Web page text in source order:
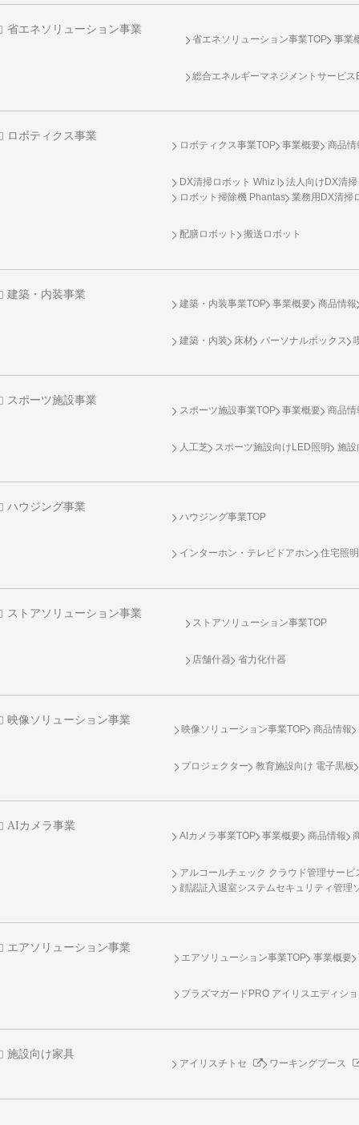
省エネソリューション事業
省エネソリューション事業TOP 事業
総合エネルギーマネジメントサービ
ロボティクス事業
ロボティクス事業TOP 事業概要 商品情
DX清掃ロボット Whiz i
法人向けDX清
ロボット掃除機 Phantas
業務用DX清掃
配膳ロボット 搬送ロボット
建築・内装事業
建築・内装事業TOP 事業概要 商品情報
建築・内装 床材 パーソナルボックス
スポーツ施設事業
スポーツ施設事業TOP 事業概要 商品情
人工芝 スポーツ施設向けLED照明 施設
ハウジング事業
ハウジング事業TOP
インターホン・テレビドアホン 住宅照明
ストアソリューション事業
ストアソリューション事業TOP
店舗什器 省力化什器
映像ソリューション事業
映像ソリューション事業TOP 商品情報
プロジェクター 教育施設向け 電子黒板
AIカメラ事業
AIカメラ事業TOP 事業概要 商品情報
アルコールチェック クラウド管理サービ
顔認証入退室システムセキュリティ管理
エアソリューション事業
エアソリューション事業TOP 事業概要
プラズマガードPRO アイリスエディシ
施設向け家具
アイリスチトセ ワーキングブース